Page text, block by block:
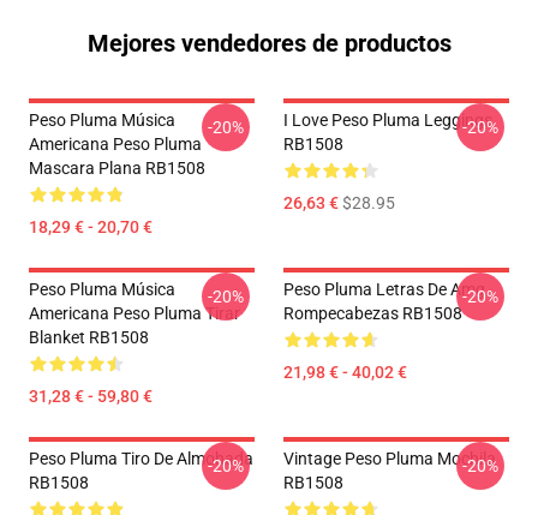
Mejores vendedores de productos
Peso Pluma Música
Americana Peso Pluma
Mascara Plana RB1508
18,29 € - 20,70 €
-20%
I Love Peso Pluma Leggings
RB1508
26,63 €$28.95
-20%
Peso Pluma Música
Americana Peso Pluma Tirar
Blanket RB1508
31,28 € - 59,80 €
-20%
Peso Pluma Letras De Amg
Rompecabezas RB1508
21,98 € - 40,02 €
-20%
Peso Pluma Tiro De Almohada
RB1508
-20%
Vintage Peso Pluma Mochila
RB1508
-20%